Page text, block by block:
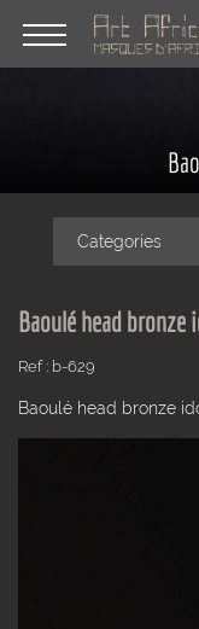
Categories
Baoulé head bronze
Ref : b-629
Baoulé head bronze